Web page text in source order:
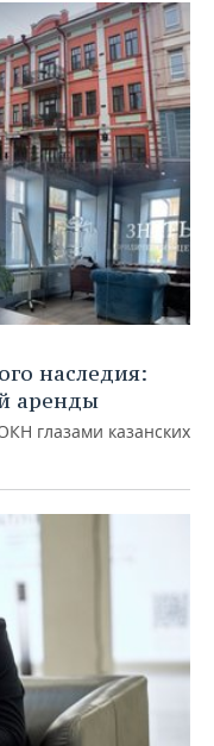
наследия:
аренды
глазами казанских